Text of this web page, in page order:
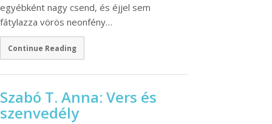
egyébként nagy csend, és éjjel sem
fátylazza vörös neonfény…
Continue Reading
Szabó T. Anna: Vers és
szenvedély